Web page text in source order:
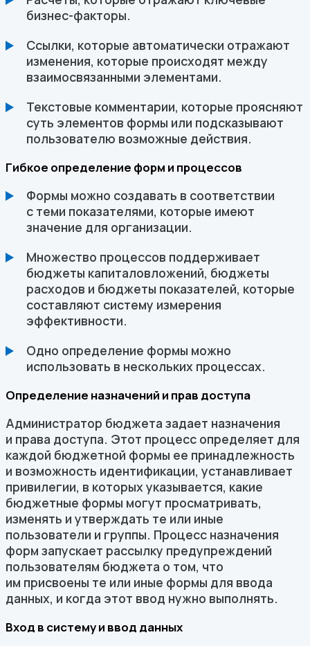
бизнес-факторы.
Ссылки, которые автоматически отражают
изменения, которые происходят между
взаимосвязанными элементами.
Текстовые комментарии, которые проясняют
суть элементов формы или подсказывают
пользователю возможные действия.
Гибкое определение форм и процессов
Формы можно создавать в соответствии
с теми показателями, которые имеют
значение для организации.
Множество процессов поддерживает
бюджеты капиталовложений, бюджеты
расходов и бюджеты показателей, которые
составляют систему измерения
эффективности.
Одно определение формы можно
использовать в нескольких процессах.
Определение назначений и прав доступа
Администратор бюджета задает назначения
и права доступа. Этот процесс определяет для
каждой бюджетной формы ее принадлежность
и возможность идентификации, устанавливает
привилегии, в которых указывается, какие
бюджетные формы могут просматривать,
изменять и утверждать те или иные
пользователи и группы. Процесс назначения
форм запускает рассылку предупреждений
пользователям бюджета о том, что
им присвоены те или иные формы для ввода
данных, и когда этот ввод нужно выполнять.
Вход в систему и ввод данных